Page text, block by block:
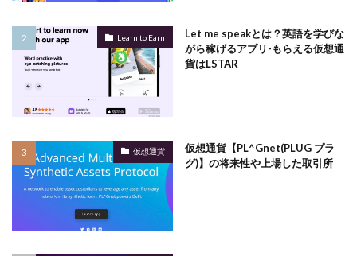
Learn to Earn
Let me speakとは？英語を学びな
がら稼げるアプリ-もらえる仮想通
貨はLSTAR
仮想通貨
仮想通貨【PL^Gnet(PLUG プラ
グ)】の将来性や上場した取引所